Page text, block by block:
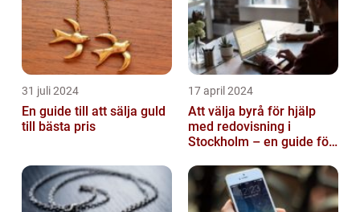
31 juli 2024
En guide till att sälja guld
till bästa pris
17 april 2024
Att välja byrå för hjälp
med redovisning i
Stockholm – en guide för